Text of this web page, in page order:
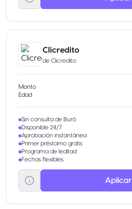
Clicredito
de Clicredito
Monto
Edad
Sin consulta de Buró
Disponible 24/7
Aprobación instantánea
Primer préstamo gratis
Programa de lealtad
Fechas flexibles
Aplicar